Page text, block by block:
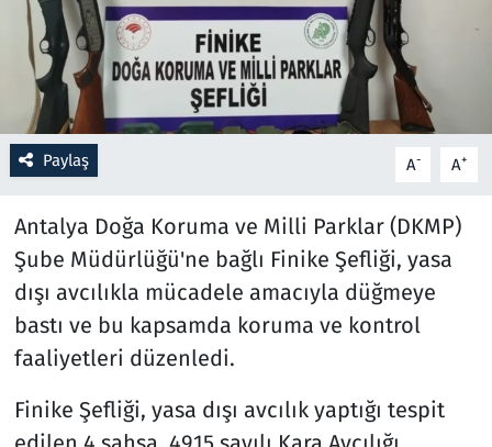
Paylaş A- A+
Antalya Doğa Koruma ve Milli Parklar (DKMP)
Şube Müdürlüğü'ne bağlı Finike Şefliği, yasa
dışı avcılıkla mücadele amacıyla düğmeye
bastı ve bu kapsamda koruma ve kontrol
faaliyetleri düzenledi.
Finike Şefliği, yasa dışı avcılık yaptığı tespit
Resmi İlanlar
Rüya Tabirleri
Sağlık
Savunma Sanayi
Seçim 2023
Spor
Televizyon